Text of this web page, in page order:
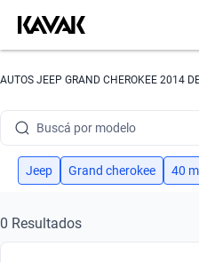
AUTOS JEEP GRAND CHEROKEE 2014
Buscá por modelo
Buscá por versión
Buscá por marca
Jeep Grand cherokee 40
0 Resultados